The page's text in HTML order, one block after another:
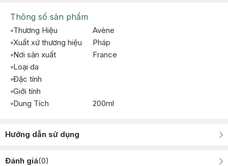
Thông số sản phẩm
Thương Hiệu
Avène
Xuất xứ thương hiệu
Pháp
Nơi sản xuất
France
Loại da
Đặc tính
Giới tính
Dung Tích
200ml
Hướng dẫn sử dụng
Đánh giá(0)